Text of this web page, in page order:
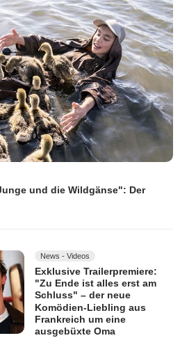
und die Wildgänse": Der
News - Videos
Exklusive Trailerpremiere:
"Zu Ende ist alles erst am
Schluss" – der neue
Komödien-Liebling aus
Frankreich um eine
ausgebüxte Oma